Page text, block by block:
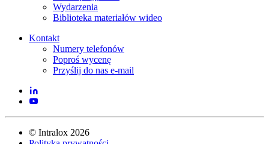
Wydarzenia
Biblioteka materiałów wideo
Kontakt
Numery telefonów
Poproś wycenę
Przyślij do nas e-mail
© Intralox 2026